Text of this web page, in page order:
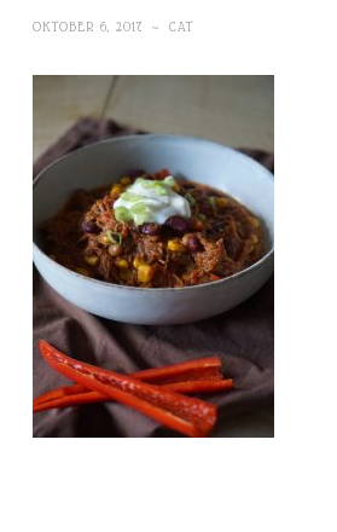
OKTOBER 6, 2017 ~ CAT